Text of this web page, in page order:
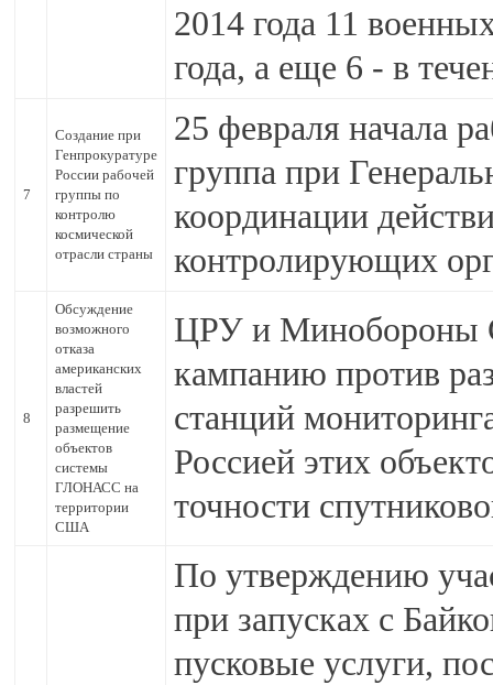
2014 года 11
года, а еще 6 - в
7
Создание при
Генпрокуратуре
России рабочей
группы по
контролю
космической
отрасли страны
25 февраля начала
группа при
координации
контролирующих
8
Обсуждение
возможного
отказа
американских
властей
разрешить
размещение
объектов
системы
ГЛОНАСС на
территории
США
ЦРУ и Минобороны
кампанию против
станций
Россией этих
точности
По утверждению
при запусках с
пусковые услуги,